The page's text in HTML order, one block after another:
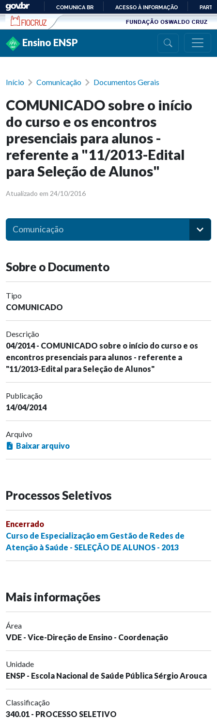
Ir para conteúdo
PARA
COMUNICA BR ACESSO À INFORMAÇÃO
Ensino ENSP
Início Comunicação Documentos Gerais
COMUNICADO sobre o início
do curso e os encontros
presenciais para alunos -
referente a "11/2013-Edital
para Seleção de Alunos"
Atualizado em 24/10/2016
Comunicação
Sobre o Documento
Tipo
COMUNICADO
Descrição
04/2014 - COMUNICADO sobre o início do curso e os
encontros presenciais para alunos - referente a
"11/2013-Edital para Seleção de Alunos"
Publicação
14/04/2014
Arquivo
Baixar arquivo
Processos Seletivos
Encerrado
Curso de Especialização em Gestão de Redes de
Atenção à Saúde - SELEÇÃO DE ALUNOS - 2013
Mais informações
Área
VDE - Vice-Direção de Ensino - Coordenação
Unidade
ENSP - Escola Nacional de Saúde Pública Sérgio Arouca
Classificação
340.01 - PROCESSO SELETIVO